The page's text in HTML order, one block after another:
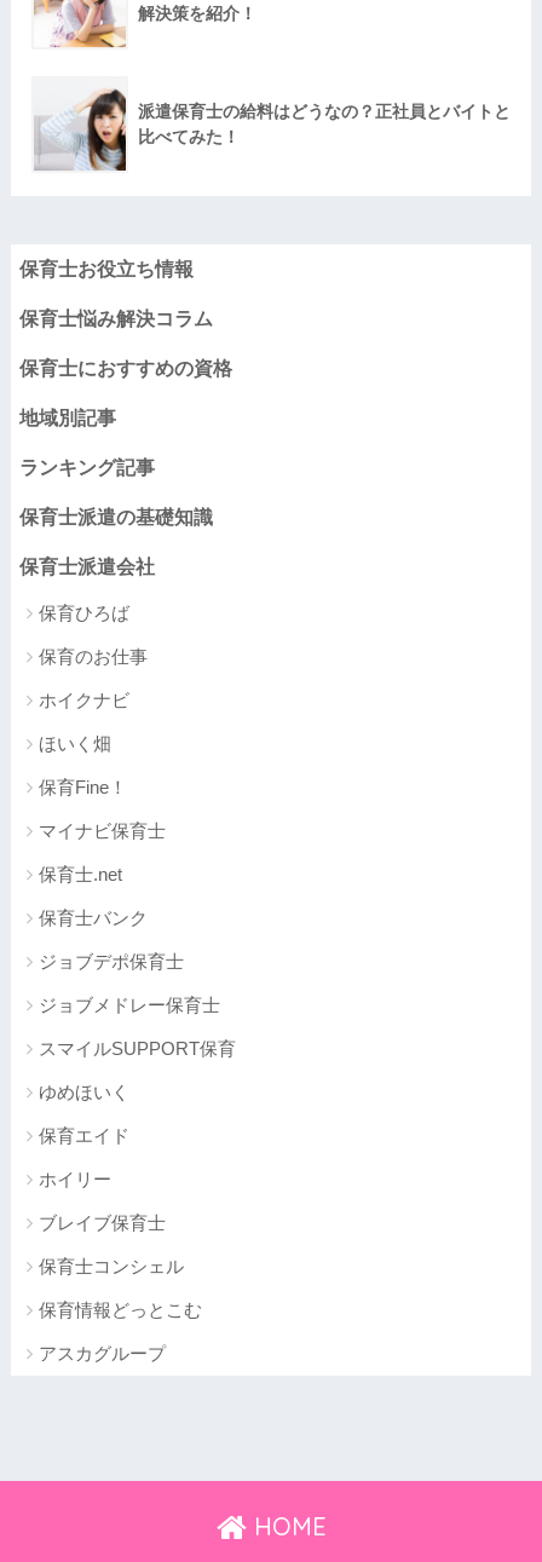
解決策を紹介！
派遣保育士の給料はどうなの？正社員とバイトと
比べてみた！
保育士お役立ち情報
保育士悩み解決コラム
保育士におすすめの資格
地域別記事
ランキング記事
保育士派遣の基礎知識
保育士派遣会社
保育ひろば
保育のお仕事
ホイクナビ
ほいく畑
保育Fine！
マイナビ保育士
保育士.net
保育士バンク
ジョブデポ保育士
ジョブメドレー保育士
スマイルSUPPORT保育
ゆめほいく
保育エイド
ホイリー
ブレイブ保育士
保育士コンシェル
保育情報どっとこむ
アスカグループ
HOME